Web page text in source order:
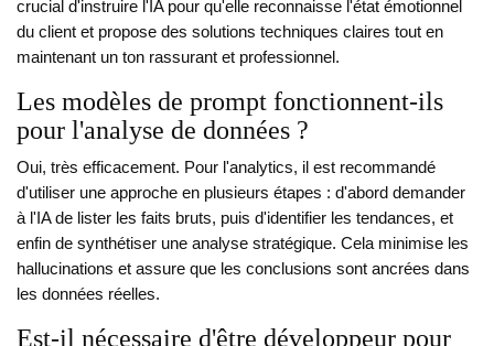
crucial d'instruire l'IA pour qu'elle reconnaisse l'état émotionnel
du client et propose des solutions techniques claires tout en
maintenant un ton rassurant et professionnel.
Les modèles de prompt fonctionnent-ils
pour l'analyse de données ?
Oui, très efficacement. Pour l'analytics, il est recommandé
d'utiliser une approche en plusieurs étapes : d'abord demander
à l'IA de lister les faits bruts, puis d'identifier les tendances, et
enfin de synthétiser une analyse stratégique. Cela minimise les
hallucinations et assure que les conclusions sont ancrées dans
les données réelles.
Est-il nécessaire d'être développeur pour